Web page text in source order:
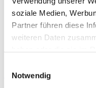
soziale Medien,
Partner führen diese
weiteren Daten
Notwendig
Die DKTIG
Stellenbörse
Kontakt
Ihre Meinung
Startseite der Fachabteilung